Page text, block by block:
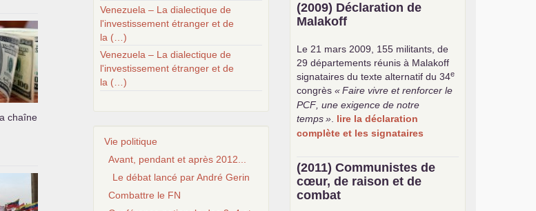
chaîne
Venezuela – La dialectique de
l'investissement étranger et de
la (…)
Venezuela – La dialectique de
l'investissement étranger et de
la (…)
Vie politique
Avant, pendant et après 2012...
Le débat lancé par André Gerin
Combattre le FN
(2009) Déclaration de
Malakoff
Le 21 mars 2009, 155 militants, de
29 départements réunis à Malakoff
signataires du texte alternatif du 34e
congrès «Faire vivre et renforcer le
PCF , une exigence de notre
temps» lire la déclaration
complète et les signataires
(2011) Communistes de
cœur, de raison et de
combat